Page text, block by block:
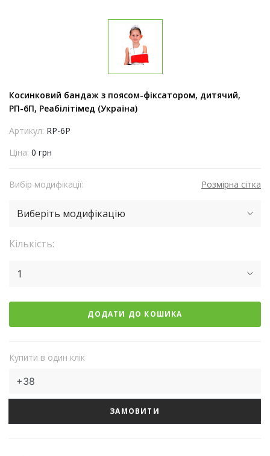
Косинковий бандаж з поясом-фіксатором, дитячий,
РП-6П, Реабілітімед (Україна)
Артикул: RP-6P
Ціна: 0 грн
Вибір модифікації: Розмірна сітка
Виберіть модифікацію
Кількість:
1
ДОДАТИ ДО КОШИКА
Купити в один клік
ЗАМОВИТИ